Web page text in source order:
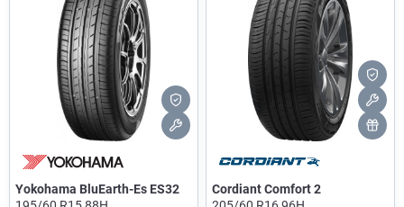
Yokohama BluEarth-Es ES32
Cordiant Comfort 2